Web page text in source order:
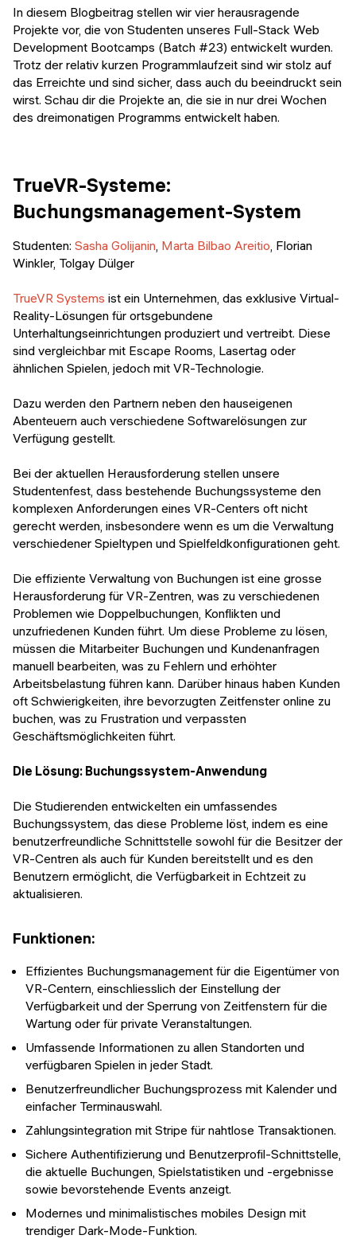
KURZKURSE
Generative KI meistern
Python Programmierung
KOSTENLOSE RESSOURCEN
Web-Entwicklung Einführungskurs
Python Einführungskurs
Python & Ops Einführungskurs
Veranstaltungen
Abschlussprojekte
Alumni Geschichten
In diesem Blogbeitrag stellen wir vier herausragende
Projekte vor, die von Studenten unseres Full-Stack Web
Development Bootcamps (Batch #23) entwickelt wurden.
Trotz der relativ kurzen Programmlaufzeit sind wir stolz auf
das Erreichte und sind sicher, dass auch du beeindruckt sein
wirst. Schau dir die Projekte an, die sie in nur drei Wochen
des dreimonatigen Programms entwickelt haben.
TrueVR-Systeme:
Buchungsmanagement-System
Studenten: Sasha Golijanin Marta Bilbao Areitio , Florian
Winkler, Tolgay Dülger
TrueVR Systems ist ein Unternehmen, das exklusive Virtual-
Reality-Lösungen für ortsgebundene
Unterhaltungseinrichtungen produziert und vertreibt. Diese
sind vergleichbar mit Escape Rooms, Lasertag oder
ähnlichen Spielen, jedoch mit VR-Technologie.
Dazu werden den Partnern neben den hauseigenen
Abenteuern auch verschiedene Softwarelösungen zur
Verfügung gestellt.
Bei der aktuellen Herausforderung stellen unsere
Studentenfest, dass bestehende Buchungssysteme den
komplexen Anforderungen eines VR-Centers oft nicht
gerecht werden, insbesondere wenn es um die Verwaltung
verschiedener Spieltypen und Spielfeldkonfigurationen geht.
Die effiziente Verwaltung von Buchungen ist eine grosse
Herausforderung für VR-Zentren, was zu verschiedenen
Problemen wie Doppelbuchungen, Konflikten und
unzufriedenen Kunden führt. Um diese Probleme zu lösen,
müssen die Mitarbeiter Buchungen und Kundenanfragen
manuell bearbeiten, was zu Fehlern und erhöhter
Arbeitsbelastung führen kann. Darüber hinaus haben Kunden
oft Schwierigkeiten, ihre bevorzugten Zeitfenster online zu
buchen, was zu Frustration und verpassten
Geschäftsmöglichkeiten führt.
Die Lösung: Buchungssystem-Anwendung
Die Studierenden entwickelten ein umfassendes
Buchungssystem, das diese Probleme löst, indem es eine
benutzerfreundliche Schnittstelle sowohl für die Besitzer der
VR-Centren als auch für Kunden bereitstellt und es den
Benutzern ermöglicht, die Verfügbarkeit in Echtzeit zu
aktualisieren.
Funktionen:
Effizientes Buchungsmanagement für die Eigentümer von
VR-Centern, einschliesslich der Einstellung der
Verfügbarkeit und der Sperrung von Zeitfenstern für die
Wartung oder für private Veranstaltungen.
Umfassende Informationen zu allen Standorten und
verfügbaren Spielen in jeder Stadt.
Benutzerfreundlicher Buchungsprozess mit Kalender und
einfacher Terminauswahl.
Zahlungsintegration mit Stripe für nahtlose Transaktionen.
Sichere Authentifizierung und Benutzerprofil-Schnittstelle,
die aktuelle Buchungen, Spielstatistiken und -ergebnisse
sowie bevorstehende Events anzeigt.
Modernes und minimalistisches mobiles Design mit
trendiger Dark-Mode-Funktion.